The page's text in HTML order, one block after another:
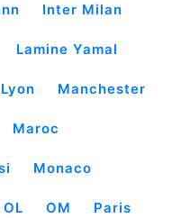
Inter Milan
Lamine Yamal
Lyon Manchester
Maroc
Monaco
OL OM Paris